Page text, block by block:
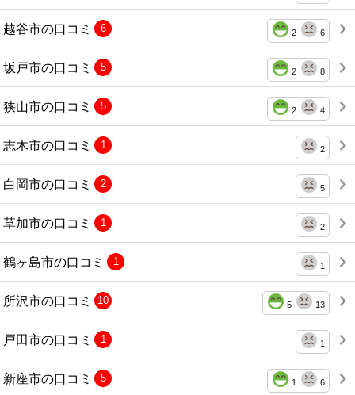
越谷市の口コミ 2 6
6
坂戸市の口コミ 2 8
5
狭山市の口コミ 2 4
5
志木市の口コミ 2
1
白岡市の口コミ 5
2
草加市の口コミ 2
1
鶴ヶ島市の口コミ 1
1
所沢市の口コミ 5 13
10
戸田市の口コミ 1
1
新座市の口コミ 1 6
5